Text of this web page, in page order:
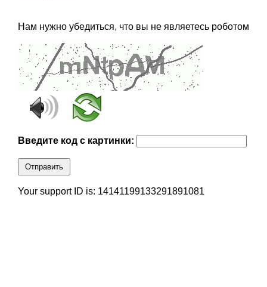
Нам нужно убедиться, что вы не являетесь роботом
Введите код с картинки:
Отправить
Your support ID is: 14141199133291891081